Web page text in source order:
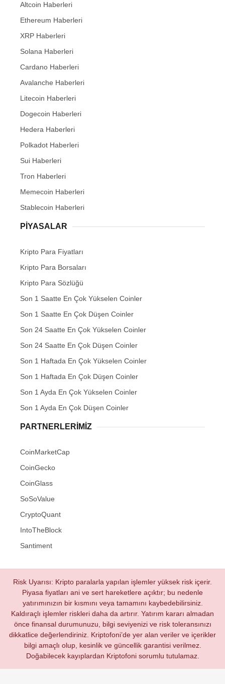
Altcoin Haberleri
Ethereum Haberleri
XRP Haberleri
Solana Haberleri
Cardano Haberleri
Avalanche Haberleri
Litecoin Haberleri
Dogecoin Haberleri
Hedera Haberleri
Polkadot Haberleri
Sui Haberleri
Tron Haberleri
Memecoin Haberleri
Stablecoin Haberleri
PIYASALAR
Kripto Para Fiyatları
Kripto Para Borsaları
Kripto Para Sözlüğü
Son 1 Saatte En Çok Yükselen Coinler
Son 1 Saatte En Çok Düşen Coinler
Son 24 Saatte En Çok Yükselen Coinler
Son 24 Saatte En Çok Düşen Coinler
Son 1 Haftada En Çok Yükselen Coinler
Son 1 Haftada En Çok Düşen Coinler
Son 1 Ayda En Çok Yükselen Coinler
Son 1 Ayda En Çok Düşen Coinler
PARTNERLERIMIZ
CoinMarketCap
CoinGecko
CoinGlass
SoSoValue
CryptoQuant
IntoTheBlock
Santiment
Risk Uyarısı: Kripto paralarla yapılan işlemler yüksek risk içerir.
Piyasa fiyatları ani ve sert hareketlere açıktır; bu nedenle
yatırımınızın bir kısmını veya tamamını kaybedebilirsiniz.
Kaldıraçlı işlemler riskleri daha da artırır. Yatırım kararı almadan
önce finansal durumunuzu, bilgi seviyenizi ve risk toleransınızı
dikkatlice değerlendiriniz. Kriptofoni’de yer alan veriler ve içerikler
bilgi amaçlı olup, kesinlik ve güncellik garantisi verilmez.
Doğabilecek kayıplardan Kriptofoni sorumlu tutulamaz.